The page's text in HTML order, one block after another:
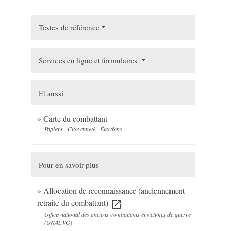
Textes de référence
Services en ligne et formulaires
Et aussi
Carte du combattant
Papiers - Citoyenneté - Élections
Pour en savoir plus
Allocation de reconnaissance (anciennement
retraite du combattant) open_in_new
Office national des anciens combattants et victimes de guerre
(ONACVG)